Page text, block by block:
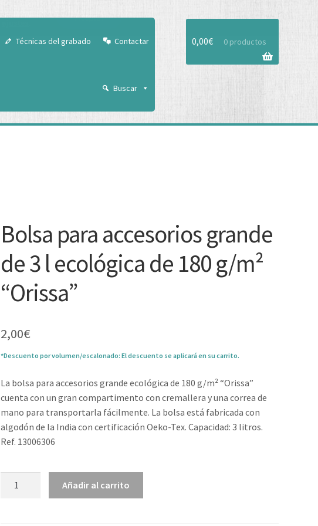
Técnicas del grabado Contactar
Buscar
0,00€ 0 productos
Bolsa para accesorios grande
de 3 l ecológica de 180 g/m²
“Orissa”
2,00€
*Descuento por volumen/escalonado: El descuento se aplicará en su carrito.
La bolsa para accesorios grande ecológica de 180 g/m² “Orissa”
cuenta con un gran compartimento con cremallera y una correa de
mano para transportarla fácilmente. La bolsa está fabricada con
algodón de la India con certificación Oeko-Tex. Capacidad: 3 litros.
Ref. 13006306
Añadir al carrito
Aceptar